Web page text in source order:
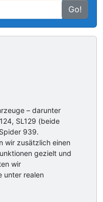
Go!
– darunter
SL129 (beide
939.
wir zusätzlich einen
gezielt und
wir
unter realen